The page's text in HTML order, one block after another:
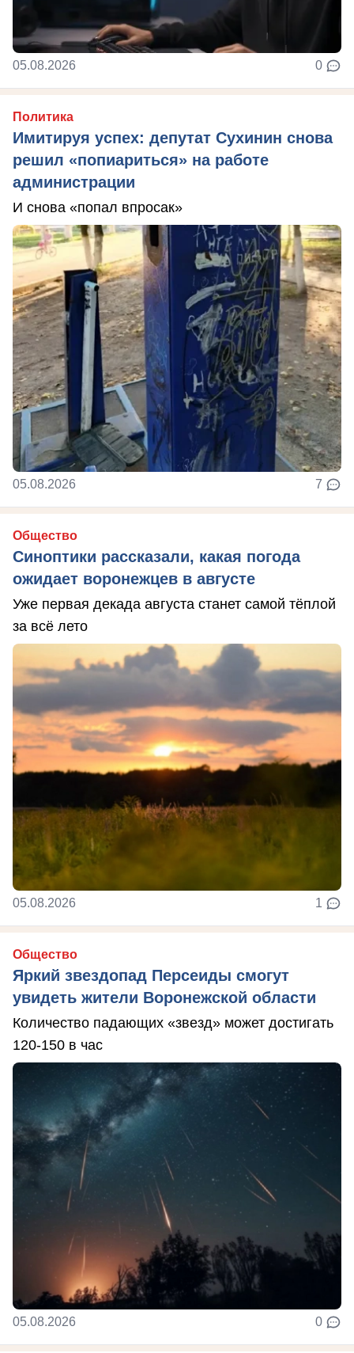
05.08.2026 0
Политика
Имитируя успех: депутат Сухинин снова
решил «попиариться» на работе
администрации
И снова «попал впросак»
05.08.2026 7
Общество
Синоптики рассказали, какая погода
ожидает воронежцев в августе
Уже первая декада августа станет самой тёплой
за всё лето
05.08.2026 1
Общество
Яркий звездопад Персеиды смогут
увидеть жители Воронежской области
Количество падающих «звезд» может достигать
120-150 в час
05.08.2026 0